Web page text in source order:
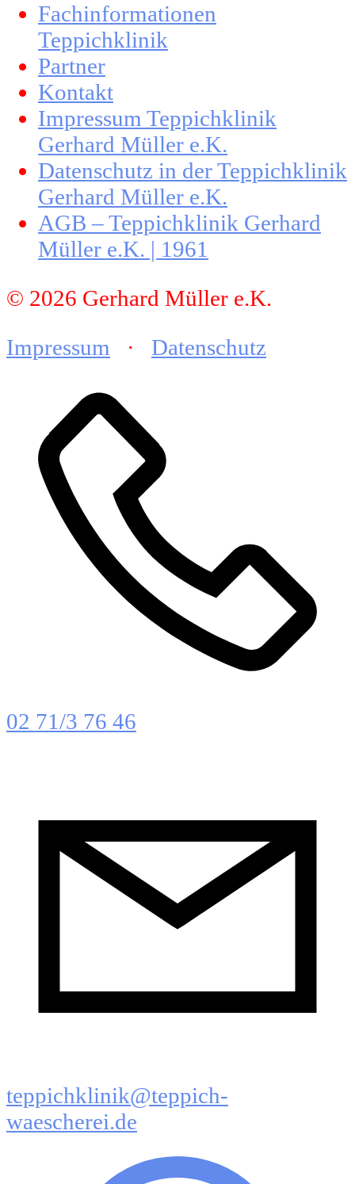
Fachinformationen
Teppichklinik
Partner
Kontakt
Impressum Teppichklinik
Gerhard Müller e.K.
Datenschutz in der Teppichklinik
Gerhard Müller e.K.
AGB – Teppichklinik Gerhard
Müller e.K. | 1961
© 2026 Gerhard Müller e.K.
Impressum · Datenschutz
02 71/3 76 46
teppichklinik@teppich-
waescherei.de